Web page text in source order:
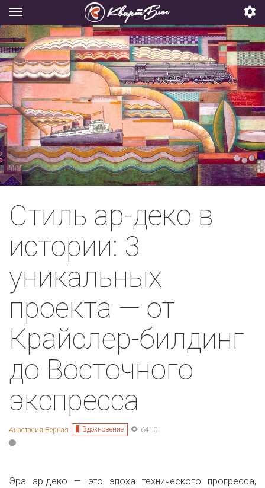
Стиль ар-деко в
истории: 3
уникальных
проекта — от
Крайслер-билдинг
до Восточного
экспресса
Анастасия Верная Вдохновение 6410
Эра ар-деко — это эпоха технического прогресса,